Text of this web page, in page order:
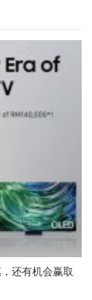
还有机会赢取